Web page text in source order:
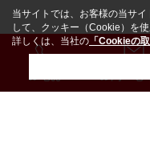
お問い
当サイトでは、お客様の当サ
して、クッキー（Cookie）を使
詳しくは、当社の 「Cookieの